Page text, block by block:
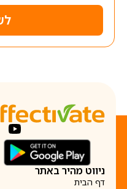
ניווט מהיר באתר
דף הבית